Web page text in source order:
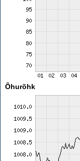
Õhurõhk